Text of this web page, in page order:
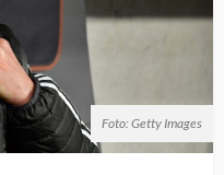
Foto: Getty Images